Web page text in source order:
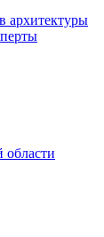
архитектуры
области